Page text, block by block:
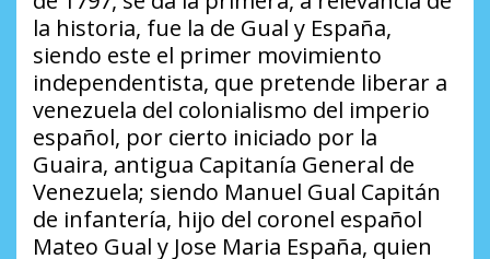
la historia, fue la de Gual y España,
siendo este el primer movimiento
independentista, que pretende liberar a
venezuela del colonialismo del imperio
español, por cierto iniciado por la
Guaira, antigua Capitanía General de
Venezuela; siendo Manuel Gual Capitán
de infantería, hijo del coronel español
Mateo Gual y Jose Maria España, quien